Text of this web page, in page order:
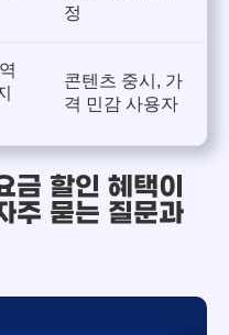
정
콘텐츠 중시, 가
격 민감 사용자
금 할인 혜택이
주 묻는 질문과